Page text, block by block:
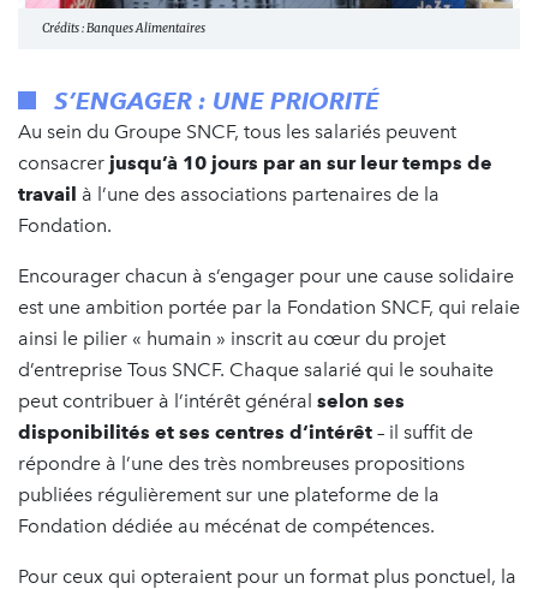
Crédits : Banques Alimentaires
S’ENGAGER : UNE PRIORITÉ
Au sein du Groupe SNCF, tous les salariés peuvent
consacrer jusqu’à 10 jours par an sur leur temps de
travail à l’une des associations partenaires de la
Fondation.
Encourager chacun à s’engager pour une cause solidaire
est une ambition portée par la Fondation SNCF, qui relaie
ainsi le pilier « humain » inscrit au cœur du projet
d’entreprise Tous SNCF. Chaque salarié qui le souhaite
peut contribuer à l’intérêt général selon ses
disponibilités et ses centres d‘intérêt – il suffit de
répondre à l’une des très nombreuses propositions
publiées régulièrement sur une plateforme de la
Fondation dédiée au mécénat de compétences.
Pour ceux qui opteraient pour un format plus ponctuel, la